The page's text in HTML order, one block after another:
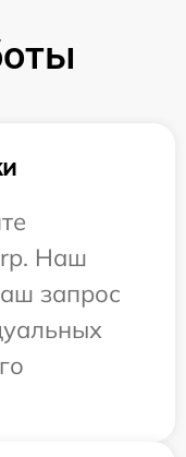
Наш
запрос